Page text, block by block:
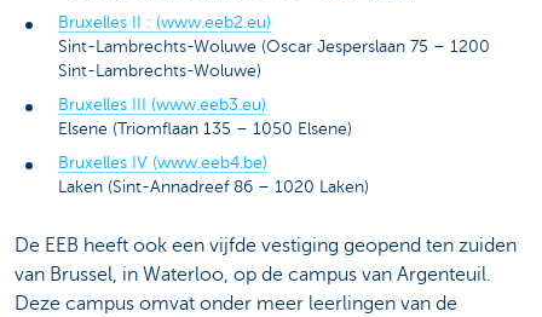
Bruxelles II : (www.eeb2.eu)
Sint-Lambrechts-Woluwe (Oscar Jesperslaan 75 – 1200
Sint-Lambrechts-Woluwe)
Bruxelles III (www.eeb3.eu)
Elsene (Triomflaan 135 – 1050 Elsene)
Bruxelles IV (www.eeb4.be)
Laken (Sint-Annadreef 86 – 1020 Laken)
De EEB heeft ook een vijfde vestiging geopend ten zuiden
van Brussel, in Waterloo, op de campus van Argenteuil.
Deze campus omvat onder meer leerlingen van de